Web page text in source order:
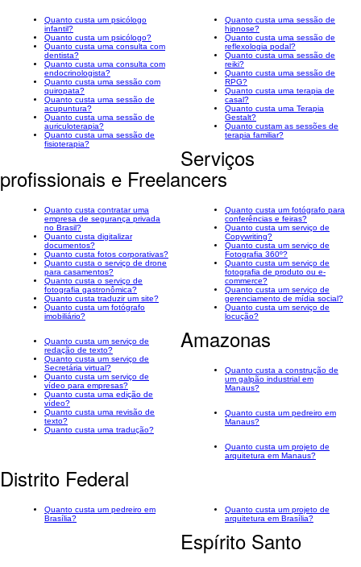
Quanto custa um psicólogo
infantil?
Quanto custa um psicólogo?
Quanto custa uma consulta com
dentista?
Quanto custa uma consulta com
endocrinologista?
Quanto custa uma sessão com
quiropata?
Quanto custa uma sessão de
acupuntura?
Quanto custa uma sessão de
auriculoterapia?
Quanto custa uma sessão de
fisioterapia?
Quanto custa uma sessão de
hipnose?
Quanto custa uma sessão de
reflexologia podal?
Quanto custa uma sessão de
reiki?
Quanto custa uma sessão de
RPG?
Quanto custa uma terapia de
casal?
Quanto custa uma Terapia
Gestalt?
Quanto custam as sessões de
terapia familiar?
Serviços
profissionais e Freelancers
Quanto custa contratar uma
empresa de segurança privada
no Brasil?
Quanto custa digitalizar
documentos?
Quanto custa fotos corporativas?
Quanto custa o serviço de drone
para casamentos?
Quanto custa o serviço de
fotografia gastronômica?
Quanto custa traduzir um site?
Quanto custa um fotógrafo
imobiliário?
Quanto custa um fotógrafo para
conferências e feiras?
Quanto custa um serviço de
Copywriting?
Quanto custa um serviço de
Fotografia 360º?
Quanto custa um serviço de
fotografia de produto ou e-
commerce?
Quanto custa um serviço de
gerenciamento de mídia social?
Quanto custa um serviço de
locução?
Quanto custa um serviço de
redação de texto?
Quanto custa um serviço de
Secretária virtual?
Quanto custa um serviço de
vídeo para empresas?
Quanto custa uma edição de
vídeo?
Quanto custa uma revisão de
texto?
Quanto custa uma tradução?
Amazonas
Quanto custa a construção de
um galpão industrial em
Manaus?
Quanto custa um pedreiro em
Manaus?
Quanto custa um projeto de
arquitetura em Manaus?
Distrito Federal
Quanto custa um pedreiro em
Brasília?
Quanto custa um projeto de
arquitetura em Brasília?
Espírito Santo